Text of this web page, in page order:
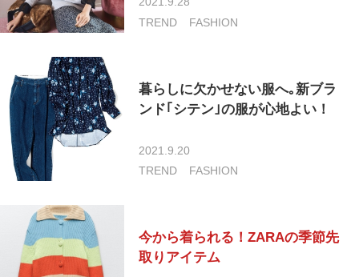
TREND
FASHION
暮らしに欠かせない服へ｡新ブラ
ンド｢シテン｣の服が心地よい！
2021.9.20
TREND
FASHION
今から着られる！ZARAの季節先
取りアイテム